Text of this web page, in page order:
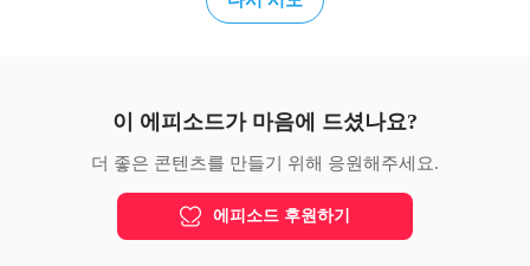
이 에피소드가 마음에 드셨나요?
더 좋은 콘텐츠를 만들기 위해 응원해주세요.
에피소드 후원하기